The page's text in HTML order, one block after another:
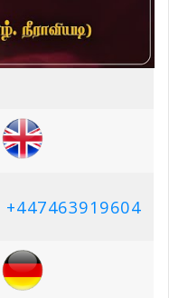
+447463919604